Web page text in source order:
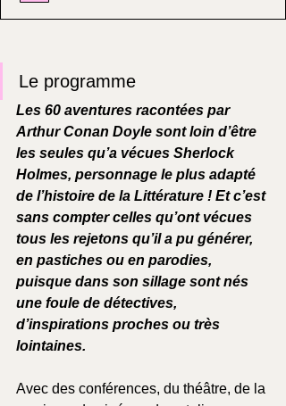
Le programme
Les 60 aventures racontées par
Arthur Conan Doyle sont loin d’être
les seules qu’a vécues Sherlock
Holmes, personnage le plus adapté
de l’histoire de la Littérature ! Et c’est
sans compter celles qu’ont vécues
tous les rejetons qu’il a pu générer,
en pastiches ou en parodies,
puisque dans son sillage sont nés
une foule de détectives,
d’inspirations proches ou très
lointaines.
Avec des conférences, du théâtre, de la